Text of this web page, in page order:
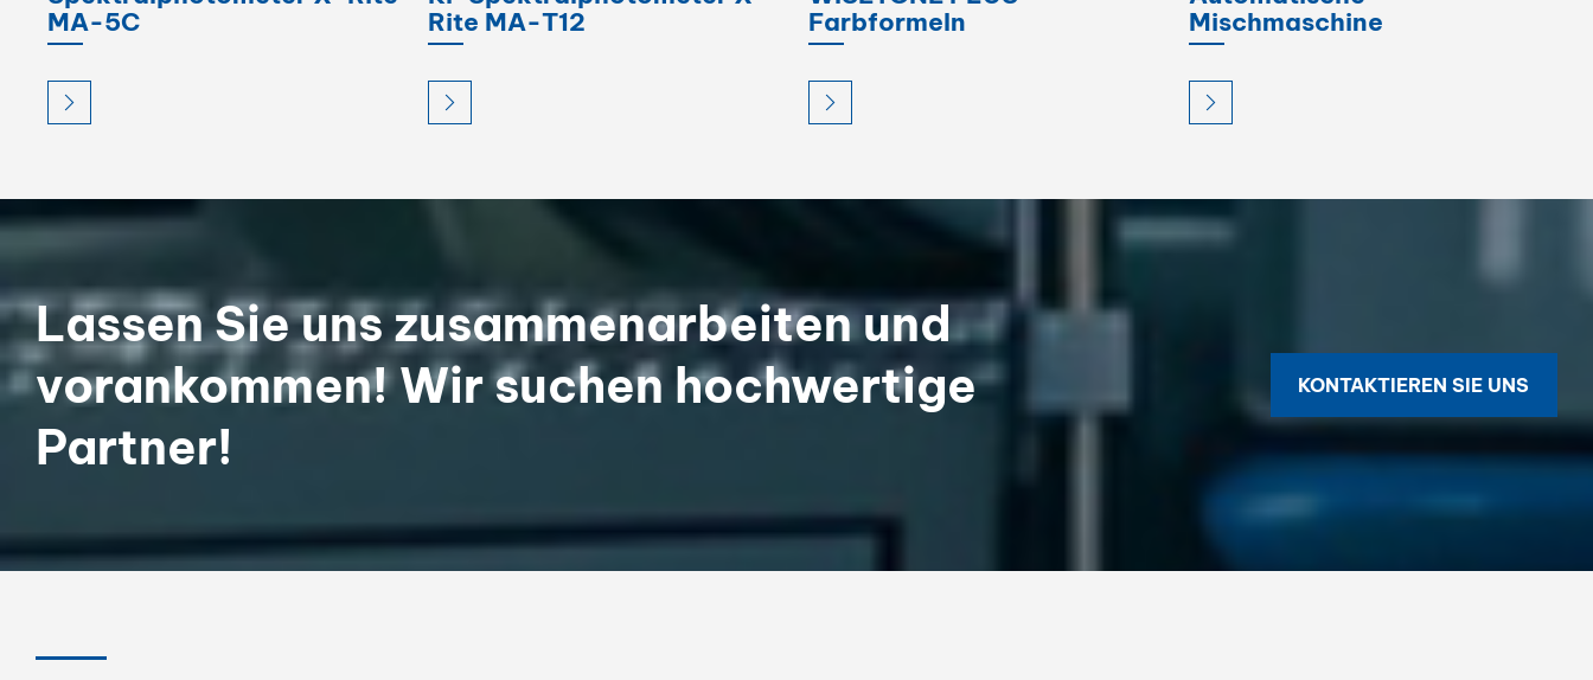
MA-5C
Rite MA-T12
Farbformeln
Mischmaschine
Lassen Sie uns zusammenarbeiten und
vorankommen! Wir suchen hochwertige
Partner!
KONTAKTIEREN SIE UNS